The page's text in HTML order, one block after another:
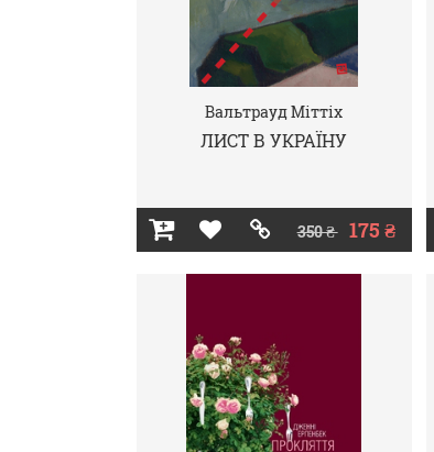
Вальтрауд Міттіх
ЛИСТ В УКРАЇНУ
350 ₴ 175 ₴